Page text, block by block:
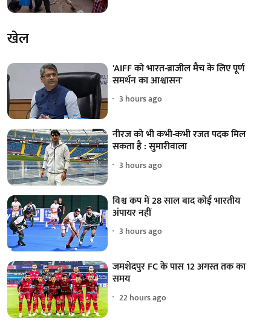
खेल
'AIFF को भारत-ब्राजील मैच के लिए पूर्ण
समर्थन का आश्वासन'
3 hours ago
नीरज को भी कभी-कभी रजत पदक मिल
सकता है : सुमारीवाला
3 hours ago
विश्व कप में 28 साल बाद कोई भारतीय
अंपायर नहीं
3 hours ago
जमशेदपुर FC के पास 12 अगस्त तक का
समय
22 hours ago